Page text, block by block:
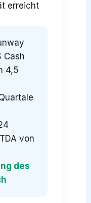
erreicht
Cash
4,5
von
des